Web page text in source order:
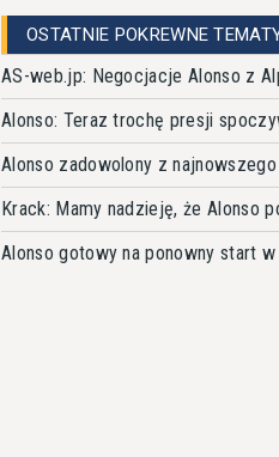
OSTATNIE POKREWNE
AS-web.jp: Negocjacje Alonso z
Alonso: Teraz trochę presji
Alonso zadowolony z
Krack: Mamy nadzieję, że Alonso
Alonso gotowy na ponowny start